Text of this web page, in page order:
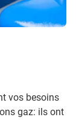
vos besoins
gaz: ils ont